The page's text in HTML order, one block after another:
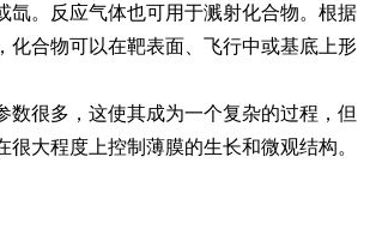
氙。反应气体也可用于溅射化合物。根据
化合物可以在靶表面、飞行中或基底上形
数很多，这使其成为一个复杂的过程，但
很大程度上控制薄膜的生长和微观结构。